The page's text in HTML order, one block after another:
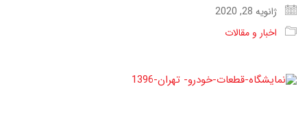
ژانویه 28, 2020
اخبار و مقالات